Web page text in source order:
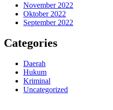
November 2022
Oktober 2022
September 2022
Categories
Daerah
Hukum
Kriminal
Uncategorized